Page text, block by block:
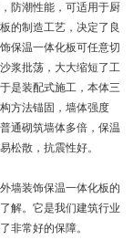
防潮性能，可适用于厨
的制造工艺，决定了良
保温一体化板可任意切
浆批荡，大大缩短了工
是装配式施工，本体三
方法锚固，墙体强度
通砌筑墙体多倍，保温
松散，抗震性好。
墙装饰保温一体化板的
解。它是我们建筑行业
非常好的保障。